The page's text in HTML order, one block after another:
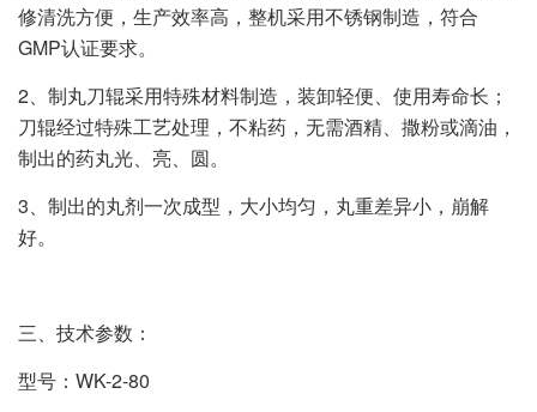
修清洗方便，生产效率高，整机采用不锈钢制造，符合
GMP认证要求。
2、制丸刀辊采用特殊材料制造，装卸轻便、使用寿命长；
刀辊经过特殊工艺处理，不粘药，无需酒精、撒粉或滴油，
制出的药丸光、亮、圆。
3、制出的丸剂一次成型，大小均匀，丸重差异小，崩解
好。
三、技术参数：
型号：WK-2-80